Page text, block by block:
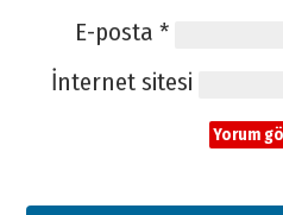
E-posta *
İnternet sitesi